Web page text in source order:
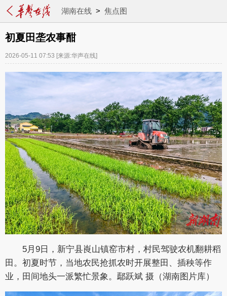
湖南在线> 焦点图
初夏田垄农事酣
2026-05-11 07:53 [来源:华声在线]
5月9日，新宁县崀山镇窑市村，村民驾驶农机翻耕稻
田。初夏时节，当地农民抢抓农时开展整田、插秧等作
业，田间地头一派繁忙景象。鄢跃斌 摄（湖南图片库）